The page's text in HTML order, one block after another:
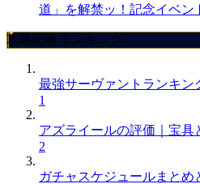
道」を解禁ッ！記念イベン
攻略記事ランキング
最強サーヴァントランキン
1
アズライールの評価｜宝具
2
ガチャスケジュールまとめ